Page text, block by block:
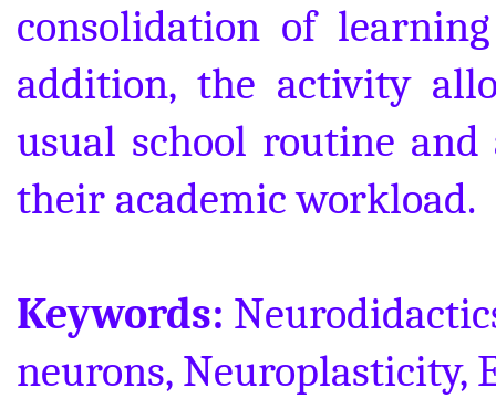
consolidation of
addition, the activity
usual school routine
their academic workload.
Keywords:
neurons, Neuroplasticity,